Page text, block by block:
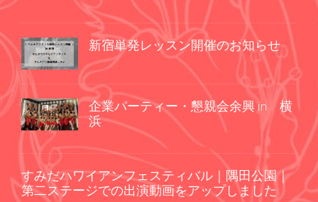
新宿単発レッスン開催のお知らせ
企業パーティー・懇親会余興 in 横
浜
すみだハワイアンフェスティバル｜隅田公園｜
第二ステージでの出演動画をアップしました